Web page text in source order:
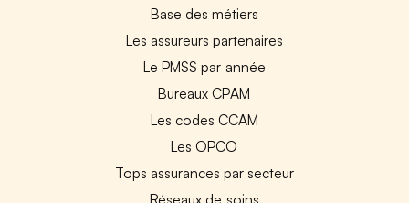
Base des métiers
Les assureurs partenaires
Le PMSS par année
Bureaux CPAM
Les codes CCAM
Les OPCO
Tops assurances par secteur
Réseaux de soins